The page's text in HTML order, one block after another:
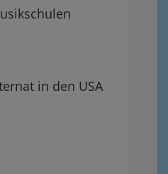
in den USA